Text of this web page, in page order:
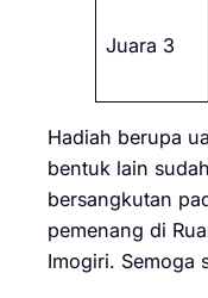
Juara 3
Hadiah berupa
bentuk lain
bersangkutan
pemenang di
Imogiri. Semoga